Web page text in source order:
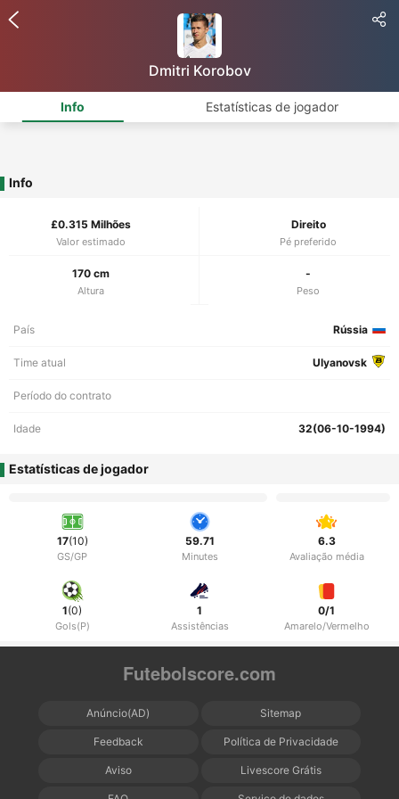
Dmitri Korobov
Info Estatísticas de jogador
Info
£0.315 Milhões
Valor estimado
Direito
Pé preferido
170 cm
Altura
-
Peso
País Rússia
Time atual Ulyanovsk
Período do contrato
Idade 32(06-10-1994)
Estatísticas de jogador
17(10)
GS/GP
59.71
Minutes
6.3
Avaliação média
1(0)
Gols(P)
1
Assistências
0/1
Amarelo/Vermelho
Futebolscore.com
Anúncio(AD) Sitemap
Feedback Política de Privacidade
Aviso Livescore Grátis